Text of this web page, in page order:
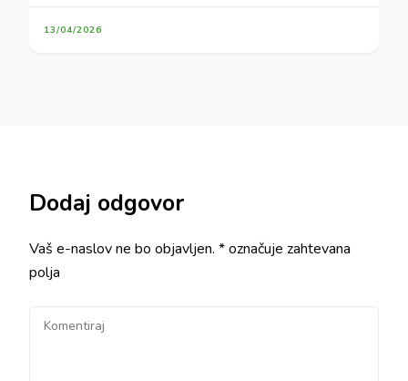
13/04/2026
Dodaj odgovor
Vaš e-naslov ne bo objavljen. *označuje zahtevana
polja